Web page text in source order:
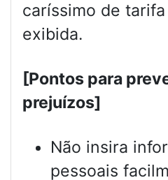
caríssimo de
exibida.
[Pontos para
prejuízos]
Não insira
pessoais